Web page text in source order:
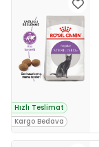
Hızlı Teslimat
Kargo Bedava